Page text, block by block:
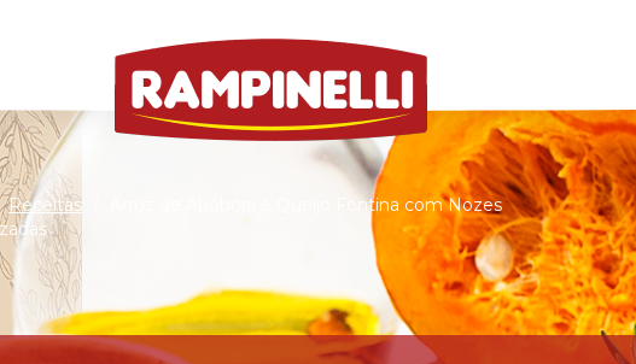
Receitas
Arroz de Abóbora e Queijo Fontina com Nozes